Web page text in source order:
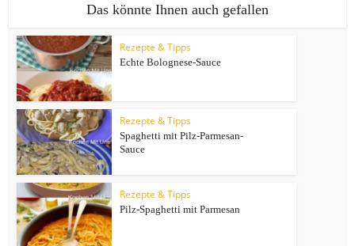
Das könnte Ihnen auch gefallen
Rezepte & Tipps
Echte Bolognese-Sauce
Rezepte & Tipps
Spaghetti mit Pilz-Parmesan-
Sauce
Rezepte & Tipps
Pilz-Spaghetti mit Parmesan